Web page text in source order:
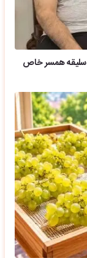
سلیقه همسر خاص